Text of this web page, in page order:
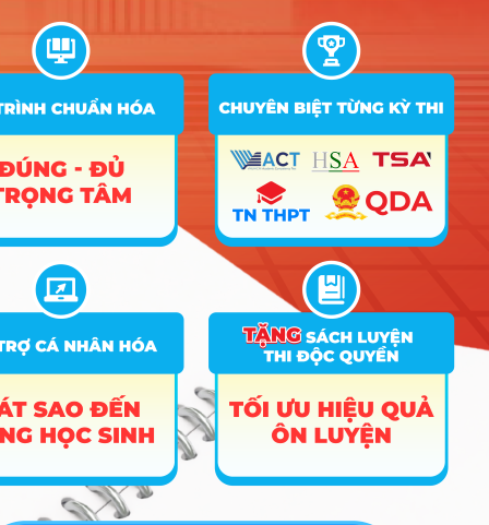
trong hợp đồng có thể dẫn đến thiệt hại hàng
tỷ đồng, vì vậy tính kỷ luật trong câu chữ là
sống còn.
Tư duy thực tế và nhạy bén:
khả năng nắm bắt tâm lý đối phương để biết
khi nào nên cứng rắn, khi nào nên mềm mỏng
trong quá trình đàm phán.
Cơ hội việc làm & Mức
lương tham khảo
Thị trường lao động hiện nay không hề thiếu người
biết tiếng Anh, nhưng lại cực kỳ “khát” những người
vừa giỏi tiếng Anh vừa thạo nghiệp vụ kinh doanh.
Ngành này không bão hòa nếu bạn thực sự có kỹ
năng thực chiến. Sinh viên ra trường thường đảm
nhận các vị trí: